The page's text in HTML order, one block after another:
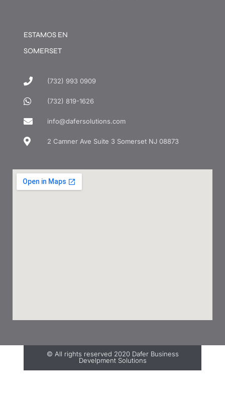
ESTAMOS EN
SOMERSET
(732) 993 0909
(732) 819-1626
info@dafersolutions.com
2 Camner Ave Suite 3 Somerset NJ 08873
© All rights reserved 2020 Dafer Business
Develpment Solutions